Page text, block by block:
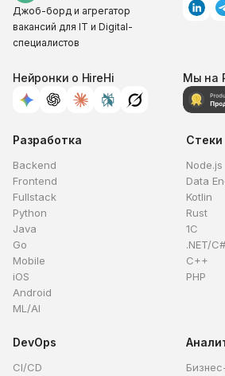
Джоб-борд и агрегатор
вакансий для IT и Digital-
специалистов
Нейронки о HireHi Мы на
Разработка
Backend
Frontend
Fullstack
Python
Java
Go
Mobile
iOS
Android
ML/AI
Стеки
Node.js
Data
Kotlin
Rust
1C
.NET/C#
C++
PHP
DevOps
CI/CD